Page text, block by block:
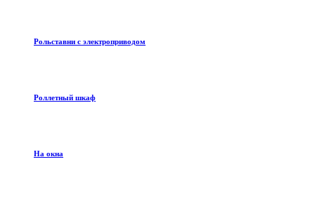
Рольставни с электроприводом
Роллетный шкаф
На окна